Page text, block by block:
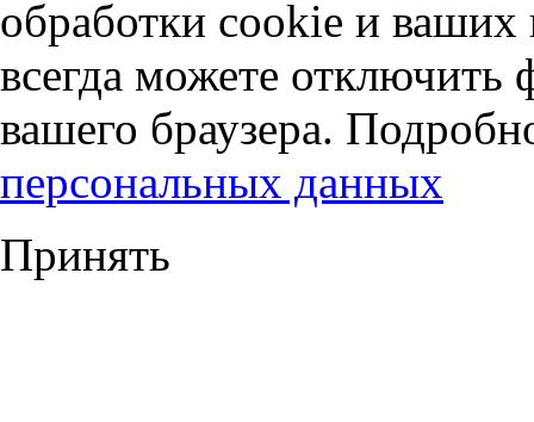
обработки cookie и
всегда можете отключить
вашего браузера.
персональных данных
Принять